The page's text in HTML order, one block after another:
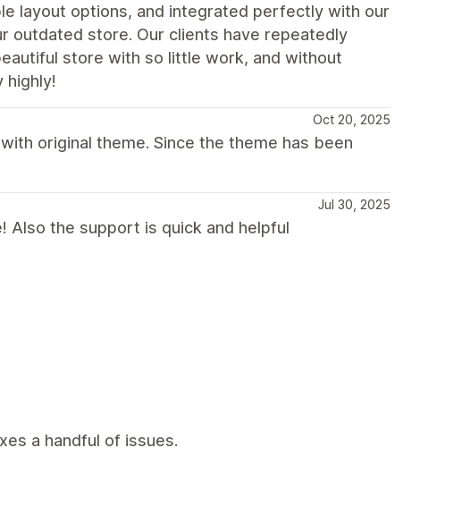
layout options, and integrated perfectly with our
outdated store. Our clients have repeatedly
store with so little work, and without
highly!
Oct 20, 2025
original theme. Since the theme has been
Jul 30, 2025
Also the support is quick and helpful
a handful of issues.